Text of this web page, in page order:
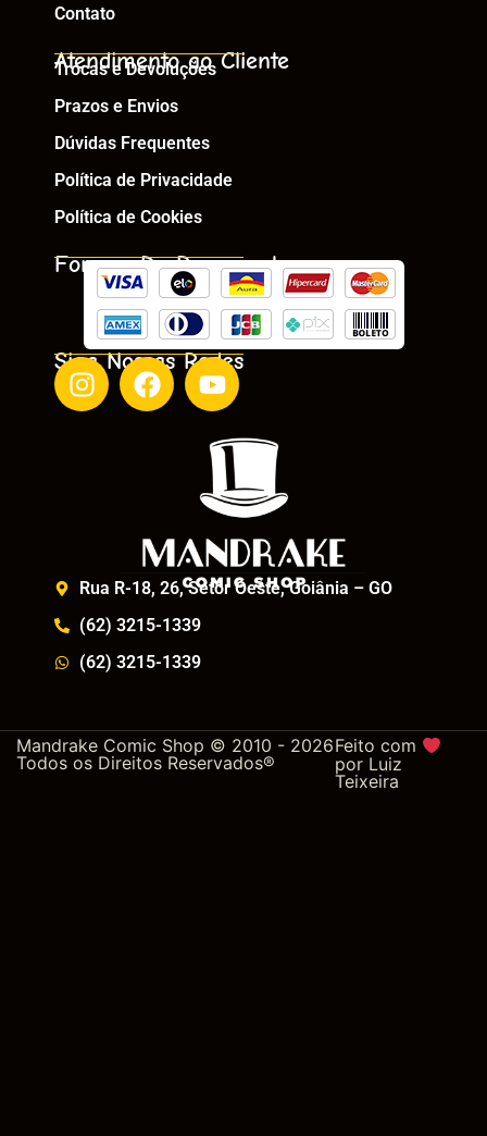
Contato
Atendimento ao Cliente
Trocas e Devoluções
Prazos e Envios
Dúvidas Frequentes
Política de Privacidade
Política de Cookies
Formas De Pagamento
Siga Nossas Redes
Rua R-18, 26, Setor Oeste, Goiânia – GO
(62) 3215-1339
(62) 3215-1339
Mandrake Comic Shop © 2010 - 2026
Todos os Direitos Reservados®
Feito com
por Luiz
Teixeira